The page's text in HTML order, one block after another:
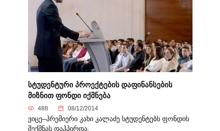
სტუდენტური პროექტების დაფინანსების
მიზნით ფონდი იქმნება
488 08/12/2014
ვიცე–პრემიერი კახი კალაძე სტუდენტებს ფონდის
შექმნას დაჰპირდა.